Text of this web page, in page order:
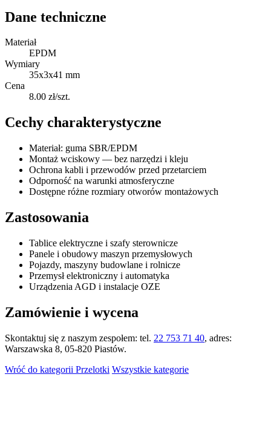
Dane techniczne
Materiał
EPDM
Wymiary
35x3x41 mm
Cena
8.00 zł/szt.
Cechy charakterystyczne
Materiał: guma SBR/EPDM
Montaż wciskowy — bez narzędzi i kleju
Ochrona kabli i przewodów przed przetarciem
Odporność na warunki atmosferyczne
Dostępne różne rozmiary otworów montażowych
Zastosowania
Tablice elektryczne i szafy sterownicze
Panele i obudowy maszyn przemysłowych
Pojazdy, maszyny budowlane i rolnicze
Przemysł elektroniczny i automatyka
Urządzenia AGD i instalacje OZE
Zamówienie i wycena
Skontaktuj się z naszym zespołem: tel. 22 753 71 40, adres:
Warszawska 8, 05-820 Piastów.
Wróć do kategorii Przelotki Wszystkie kategorie